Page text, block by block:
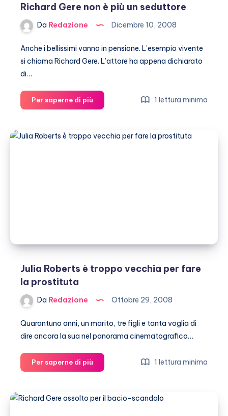
Richard Gere non è più un seduttore
Da Redazione Dicembre 10, 2008
Anche i bellissimi vanno in pensione. L’esempio vivente
si chiama Richard Gere. L’attore ha appena dichiarato
di…
Per saperne di più
Gere
è
1 lettura minima
Julia Roberts è troppo vecchia per fare
la prostituta
Da Redazione Ottobre 29, 2008
Quarantuno anni, un marito, tre figli e tanta voglia di
dire ancora la sua nel panorama cinematografico…
Per saperne di più
Roberts
troppo
1 lettura minima